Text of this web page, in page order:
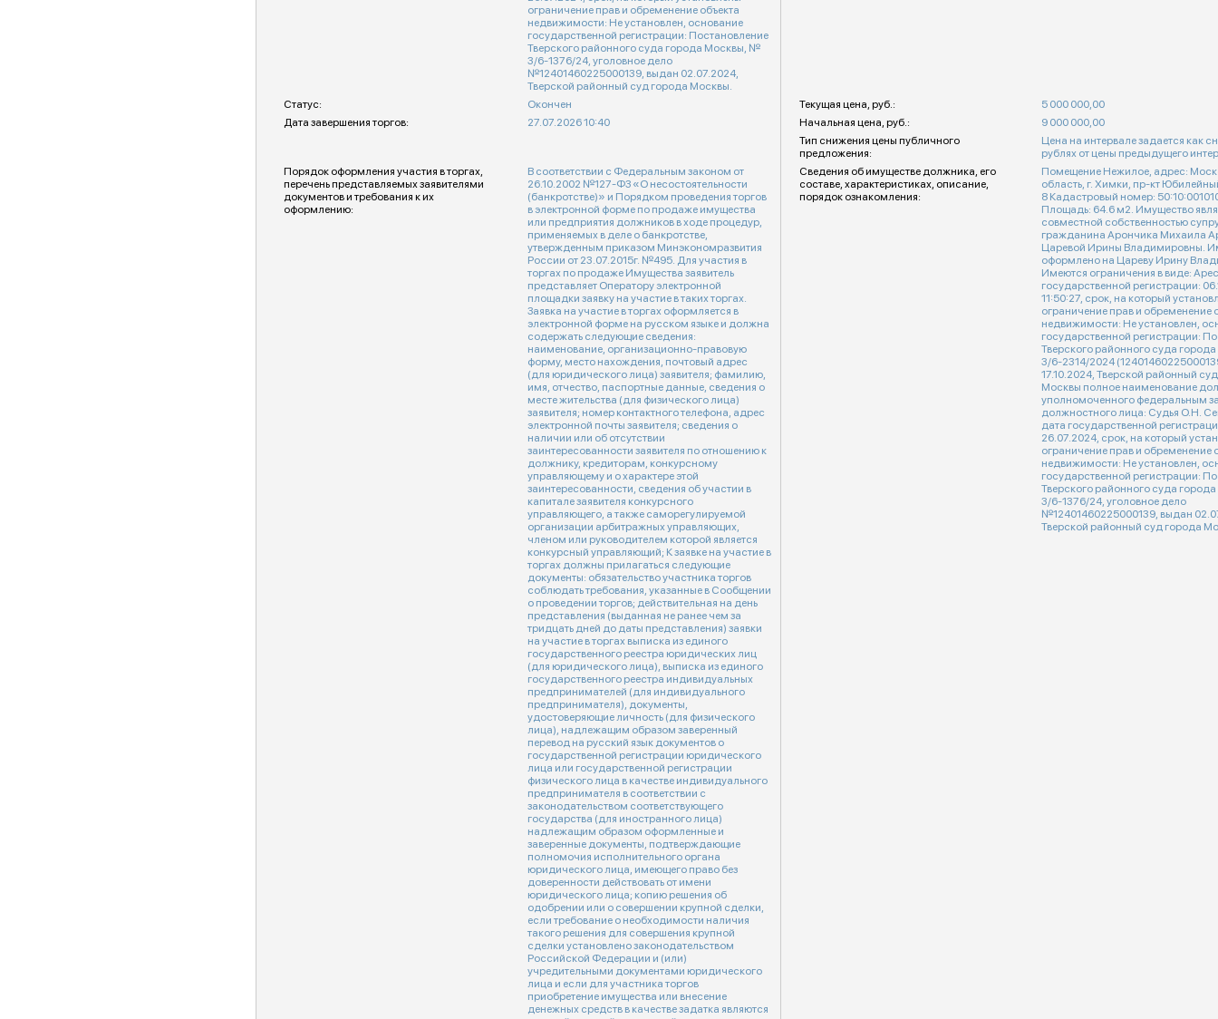
ограничение прав и обременение объекта
недвижимости: Не установлен, основание
государственной регистрации: Постановление
Тверского районного суда города Москвы, №
3/6-1376/24, уголовное дело
№12401460225000139, выдан 02.07.2024,
Тверской районный суд города Москвы.
Статус: Окончен Текущая цена, руб.:
5 000 000,00
Дата завершения торгов:
27.07.2026 10:40 Начальная цена, руб.:
9 000 000,00
Тип снижения цены публичного
предложения:
Цена на интервале задается как
рублях от цены предыдущего
Порядок оформления участия в торгах,
перечень представляемых заявителями
документов и требования к их
оформлению:
В соответствии с Федеральным законом от
26.10.2002 №127-ФЗ «О несостоятельности
(банкротстве)» и Порядком проведения торгов
в электронной форме по продаже имущества
или предприятия должников в ходе процедур,
применяемых в деле о банкротстве,
утвержденным приказом Минэкономразвития
России от 23.07.2015г. №495. Для участия в
торгах по продаже Имущества заявитель
представляет Оператору электронной
площадки заявку на участие в таких торгах.
Заявка на участие в торгах оформляется в
электронной форме на русском языке и должна
содержать следующие сведения:
наименование, организационно-правовую
форму, место нахождения, почтовый адрес
(для юридического лица) заявителя; фамилию,
имя, отчество, паспортные данные, сведения о
месте жительства (для физического лица)
заявителя; номер контактного телефона, адрес
электронной почты заявителя; сведения о
наличии или об отсутствии
заинтересованности заявителя по отношению к
должнику, кредиторам, конкурсному
управляющему и о характере этой
заинтересованности, сведения об участии в
капитале заявителя конкурсного
управляющего, а также саморегулируемой
организации арбитражных управляющих,
членом или руководителем которой является
конкурсный управляющий; К заявке на участие в
торгах должны прилагаться следующие
документы: обязательство участника торгов
соблюдать требования, указанные в Сообщении
о проведении торгов; действительная на день
представления (выданная не ранее чем за
тридцать дней до даты представления) заявки
на участие в торгах выписка из единого
государственного реестра юридических лиц
(для юридического лица), выписка из единого
государственного реестра индивидуальных
предпринимателей (для индивидуального
предпринимателя), документы,
удостоверяющие личность (для физического
лица), надлежащим образом заверенный
перевод на русский язык документов о
государственной регистрации юридического
лица или государственной регистрации
физического лица в качестве индивидуального
предпринимателя в соответствии с
законодательством соответствующего
государства (для иностранного лица)
надлежащим образом оформленные и
заверенные документы, подтверждающие
полномочия исполнительного органа
юридического лица, имеющего право без
доверенности действовать от имени
юридического лица; копию решения об
одобрении или о совершении крупной сделки,
если требование о необходимости наличия
такого решения для совершения крупной
сделки установлено законодательством
Российской Федерации и (или)
учредительными документами юридического
лица и если для участника торгов
приобретение имущества или внесение
денежных средств в качестве задатка являются
Сведения об имуществе должника, его
составе, характеристиках, описание,
порядок ознакомления:
Помещение Нежилое, адрес:
область, г. Химки, пр-кт
8 Кадастровый номер: 50:10:0010104:228,
Площадь: 64.6 м2. Имущество является общей
совместной собственностью
гражданина Арончика Михаила
Царевой Ирины Владимировны.
оформлено на Цареву Ирину
Имеются ограничения в виде:
государственной регистрации:
11:50:27, срок, на который
ограничение прав и обременение
недвижимости: Не установлен,
государственной регистрации:
Тверского районного суда
3/6-2314/2024
17.10.2024, Тверской районный
Москвы полное наименование
уполномоченного федеральным
должностного лица: Судья О.Н.
дата государственной
26.07.2024, срок, на который
ограничение прав и обременение
недвижимости: Не установлен,
государственной регистрации:
Тверского районного суда
3/6-1376/24, уголовное дело
№12401460225000139, выдан
Тверской районный суд города